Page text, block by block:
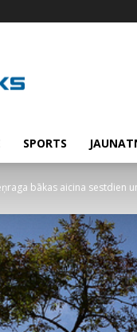
SPORTS
bākas aicina sestdien